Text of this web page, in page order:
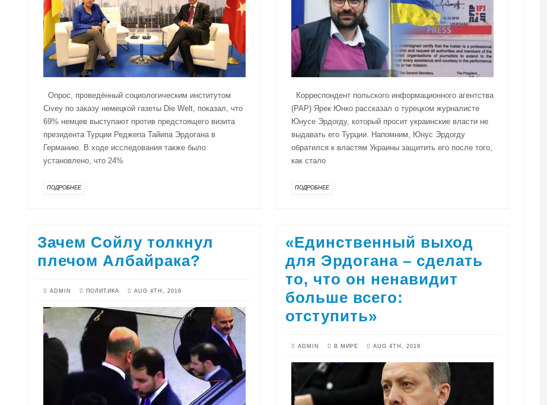
Опрос, проведённый социологическим институтом
Civey по заказу немецкой газеты Die Welt, показал, что
69% немцев выступают против предстоящего визита
президента Турции Реджепа Тайипа Эрдогана в
Германию. В ходе исследования также было
установлено, что 24%
ПОДРОБНЕЕ
Корреспондент польского информационного агентства
(PAP) Ярек Юнко рассказал о турецком журналисте
Юнусе Эрдогду, который просит украинские власти не
выдавать его Турции. Напомним, Юнус Эрдогду
обратился к властям Украины защитить его после того,
как стало
ПОДРОБНЕЕ
Зачем Сойлу толкнул
плечом Албайрака?
ADMIN ПОЛИТИКА AUG 4TH, 2018
«Единственный выход
для Эрдогана – сделать
то, что он ненавидит
больше всего:
отступить»
ADMIN В МИРЕ AUG 4TH, 2018